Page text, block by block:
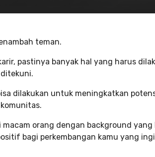
teman.
pastinya banyak hal yang harus
dilakukan untuk meningkatkan
macam orang dengan background
bagi perkembangan kamu yang